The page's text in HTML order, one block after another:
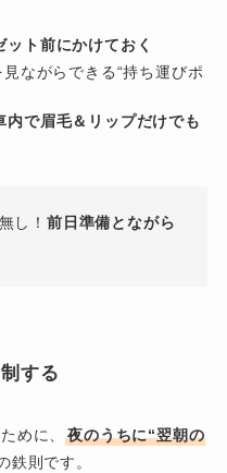
ット前にかけておく
ながらできる“持ち運びポ
内で眉毛＆リップだけでも
し！前日準備とながら
する
めに、夜のうちに“翌朝の
鉄則です。